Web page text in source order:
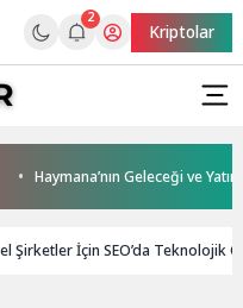
2
Kriptolar
Haymana’nın Geleceği ve Yatırım
Şirketler İçin SEO’da Teknolojik